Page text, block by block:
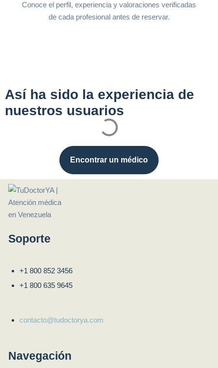
Conoce el perfil, experiencia y valoraciones verificadas
de cada profesional antes de reservar.
Así ha sido la experiencia de
nuestros usuarios
Encontrar un médico
Soporte
+1 800 852 3456
+1 800 635 9645
contacto@tudoctorya.com
Navegación